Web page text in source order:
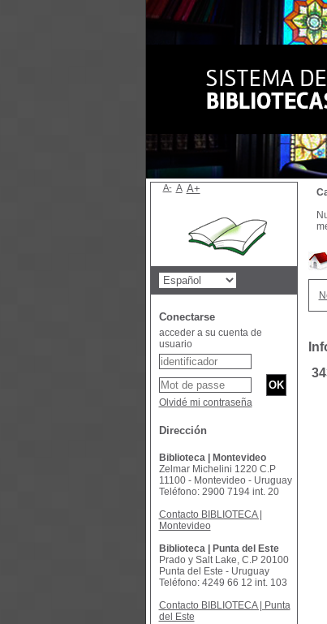
A- A A+
Conectarse
acceder a su cuenta de
usuario
Olvidé mi contraseña
Dirección
Biblioteca | Montevideo
Zelmar Michelini 1220 C.P
11100 - Montevideo - Uruguay
Teléfono: 2900 7194 int. 20
Contacto BIBLIOTECA |
Montevideo
Biblioteca | Punta del Este
Prado y Salt Lake, C.P 20100
Punta del Este - Uruguay
Teléfono: 4249 66 12 int. 103
Contacto BIBLIOTECA | Punta
del Este